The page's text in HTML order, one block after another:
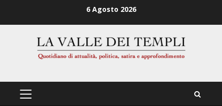
6 Agosto 2026
PRIMÄRES